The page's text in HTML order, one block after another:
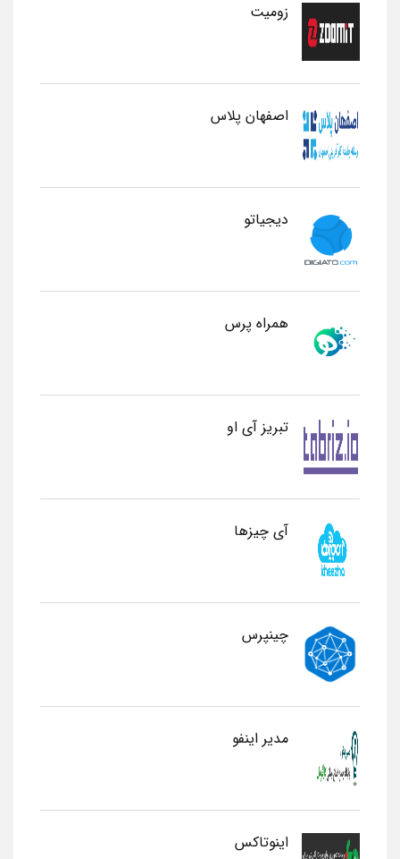
زومیت
اصفهان پلاس
دیجیاتو
همراه پرس
تبریز آی او
آی چیزها
چینپرس
مدیر اینفو
اینوتاکس